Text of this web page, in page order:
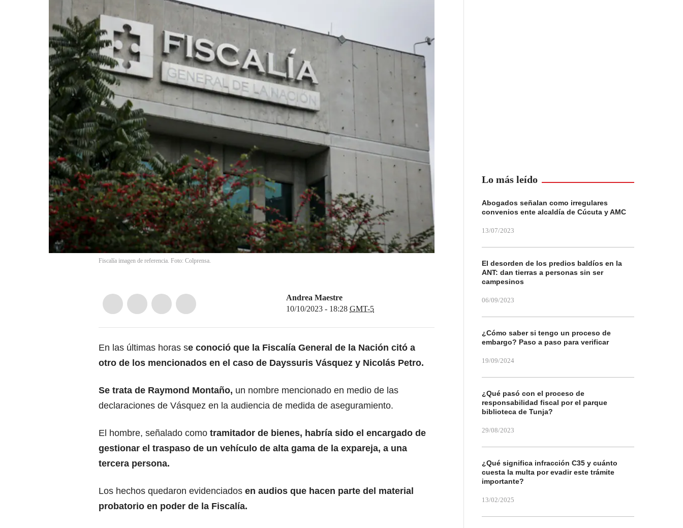
Fiscalía imagen de referencia. Foto: Colprensa.
Andrea Maestre
10/10/2023 - 18:28 GMT-5
En las últimas horas se conoció que la Fiscalía General de la Nación citó a
otro de los mencionados en el caso de Dayssuris Vásquez y Nicolás Petro.
Se trata de Raymond Montaño, un nombre mencionado en medio de las
declaraciones de Vásquez en la audiencia de medida de aseguramiento.
El hombre, señalado como tramitador de bienes, habría sido el encargado de
gestionar el traspaso de un vehículo de alta gama de la expareja, a una
tercera persona.
Los hechos quedaron evidenciados en audios que hacen parte del material
probatorio en poder de la Fiscalía.
Lo más leído
Abogados señalan como irregulares
convenios ente alcaldía de Cúcuta y AMC
13/07/2023
El desorden de los predios baldíos en la
ANT: dan tierras a personas sin ser
campesinos
06/09/2023
¿Cómo saber si tengo un proceso de
embargo? Paso a paso para verificar
19/09/2024
¿Qué pasó con el proceso de
responsabilidad fiscal por el parque
biblioteca de Tunja?
29/08/2023
¿Qué significa infracción C35 y cuánto
cuesta la multa por evadir este trámite
importante?
13/02/2025